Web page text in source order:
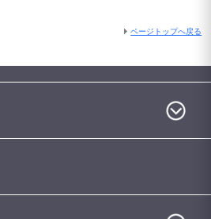
ページトップへ戻る